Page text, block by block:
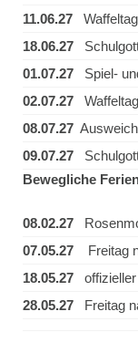
11.06.27 Waffeltag
18.06.27
01.07.27 Spiel-
02.07.27 Waffeltag
08.07.27
09.07.27
Bewegliche
08.02.27
07.05.27 Freitag
18.05.27
28.05.27 Freitag